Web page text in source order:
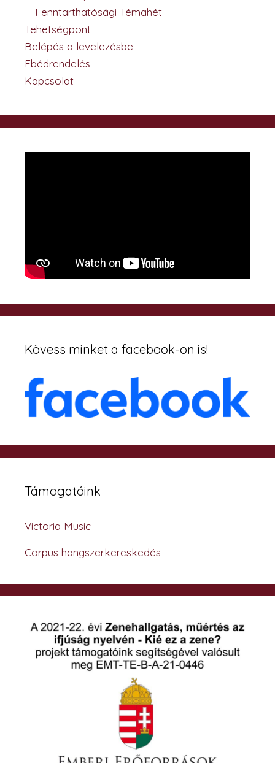
Fenntarthatósági Témahét
Tehetségpont
Belépés a levelezésbe
Ebédrendelés
Kapcsolat
Kövess minket a facebook-on is!
Támogatóink
Victoria Music
Corpus hangszerkereskedés